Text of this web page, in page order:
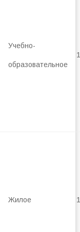
Учебно-
образовательное
Жилое